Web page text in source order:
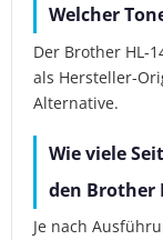
Welcher
Der Brother HL-
als Hersteller-
Alternative.
Wie viele
den Brother
Je nach